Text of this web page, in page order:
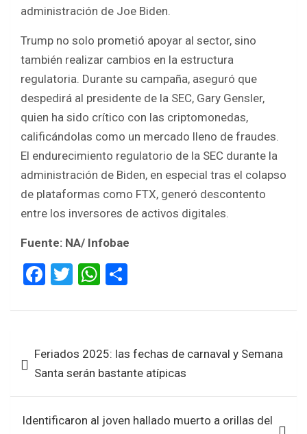
administración de Joe Biden.
Trump no solo prometió apoyar al sector, sino
también realizar cambios en la estructura
regulatoria. Durante su campaña, aseguró que
despedirá al presidente de la SEC, Gary Gensler,
quien ha sido crítico con las criptomonedas,
calificándolas como un mercado lleno de fraudes.
El endurecimiento regulatorio de la SEC durante la
administración de Biden, en especial tras el colapso
de plataformas como FTX, generó descontento
entre los inversores de activos digitales.
Fuente: NA/ Infobae
F
ce
o
o
k
T
tt
W
at
A
p
p
ar
de Feriados 2025: las fechas de carnaval y Semana
Santa serán bastante atípicas
Identificaron al joven hallado muerto a orillas del